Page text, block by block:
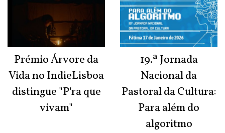
Prémio Árvore da
Vida no IndieLisboa
distingue "P'ra que
vivam"
19.ª Jornada
Nacional da
Pastoral da Cultura:
Para além do
algoritmo